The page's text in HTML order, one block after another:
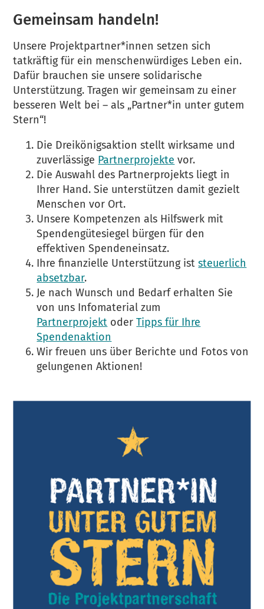
Gemeinsam handeln!
Unsere Projektpartner*innen setzen sich
tatkräftig für ein menschenwürdiges Leben ein.
Dafür brauchen sie unsere solidarische
Unterstützung. Tragen wir gemeinsam zu einer
besseren Welt bei – als „Partner*in unter gutem
Stern“!
Die Dreikönigsaktion stellt wirksame und
zuverlässige Partnerprojekte vor.
Die Auswahl des Partnerprojekts liegt in
Ihrer Hand. Sie unterstützen damit gezielt
Menschen vor Ort.
Unsere Kompetenzen als Hilfswerk mit
Spendengütesiegel bürgen für den
effektiven Spendeneinsatz.
Ihre finanzielle Unterstützung iststeuerlich
absetzbar.
Je nach Wunsch und Bedarf erhalten Sie
von uns Infomaterial zum
Partnerprojekt oderTipps für Ihre
Spendenaktion
Wir freuen uns über Berichte und Fotos von
gelungenen Aktionen!